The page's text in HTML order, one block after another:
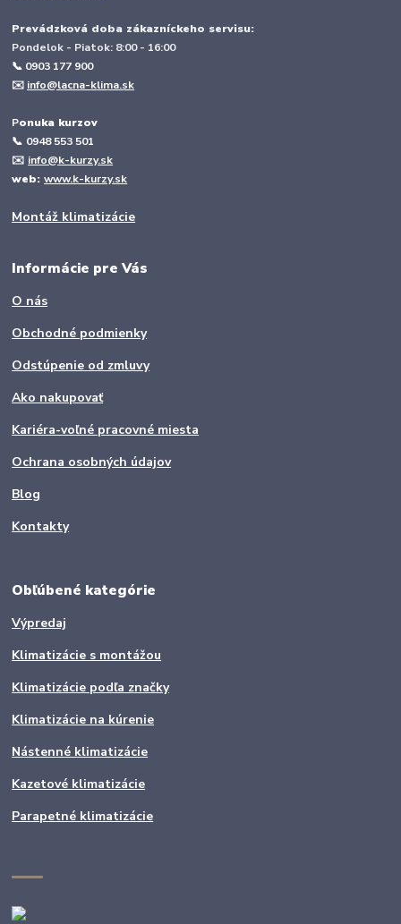
Prevádzková doba zákazníckeho servisu:
Pondelok - Piatok: 8:00 - 16:00
📞 0903 177 900
✉️ info@lacna-klima.sk
Ponuka kurzov
📞 0948 553 501
✉️ info@k-kurzy.sk
web:www.k-kurzy.sk
Montáž klimatizácie
Informácie pre Vás
O nás
Obchodné podmienky
Odstúpenie od zmluvy
Ako nakupovať
Kariéra-voľné pracovné miesta
Ochrana osobných údajov
Blog
Kontakty
Obľúbené kategórie
Výpredaj
Klimatizácie s montážou
Klimatizácie podľa značky
Klimatizácie na kúrenie
Nástenné klimatizácie
Kazetové klimatizácie
Parapetné klimatizácie